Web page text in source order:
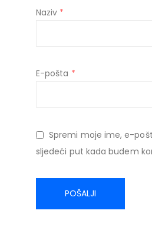
Naziv *
E-pošta *
Spremi moje ime, e-
sljedeći put kada budem